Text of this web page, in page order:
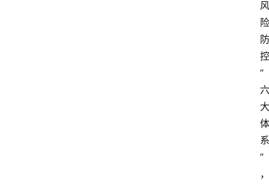
风
险
防
控
“
六
大
体
系
”
，